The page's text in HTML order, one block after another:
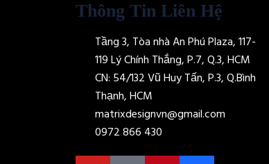
Thông Tin Liên Hệ
Tầng 3, Tòa nhà An Phú Plaza, 117-
119 Lý Chính Thắng, P.7, Q.3, HCM
CN: 54/132 Vũ Huy Tấn, P.3, Q.Bình
Thạnh, HCM
matrixdesignvn@gmail.com
0972 866 430